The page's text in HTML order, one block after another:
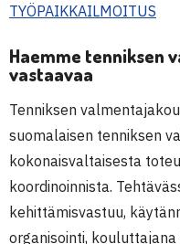
TYÖPAIKKAILMOITUS
Haemme tenniksen
vastaavaa
Tenniksen
suomalaisen tenniksen
kokonaisvaltaisesta
koordinoinnista.
kehittämisvastuu,
organisointi,